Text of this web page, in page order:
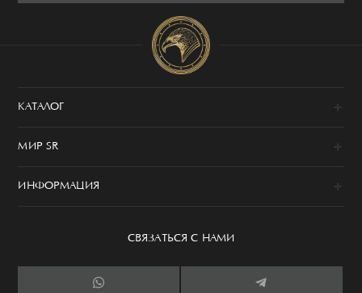
КАТАЛОГ
Одежда
МИР SR
ИНФОРМАЦИЯ
СВЯЗАТЬСЯ С НАМИ